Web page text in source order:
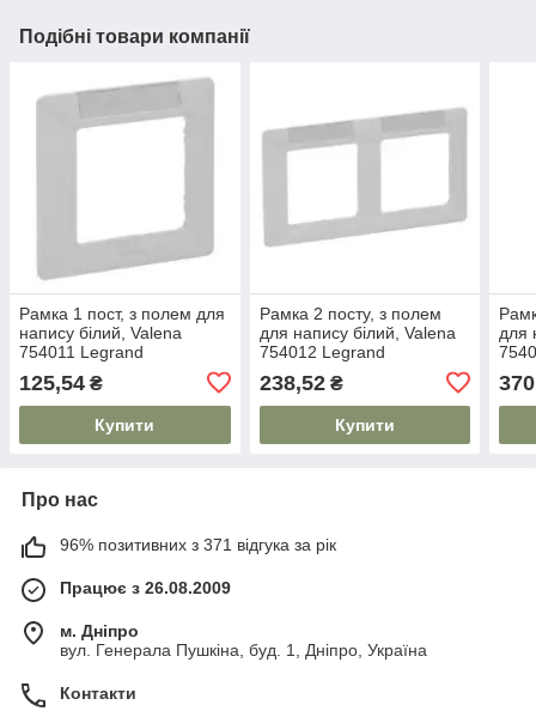
Подібні товари компанії
Рамка 1 пост, з полем для
напису білий, Valena
754011 Legrand
125,54 ₴
Купити
Рамка 2 посту, з полем
для напису білий, Valena
754012 Legrand
238,52₴
Купити
для
Про нас
96% позитивних з 371 відгука за рік
Працює з 26.08.2009
м. Дніпро
вул. Генерала Пушкіна, буд. 1, Дніпро, Україна
Контакти